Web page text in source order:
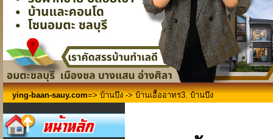
ying-baan-sauy.com=> บ้านบึง -> บ้านเอื้ออาทร3. บ้านบึง